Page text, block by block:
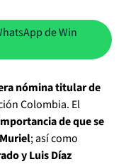
de Win
nómina titular de
Colombia. El
de que se
; así como
y Luis Díaz